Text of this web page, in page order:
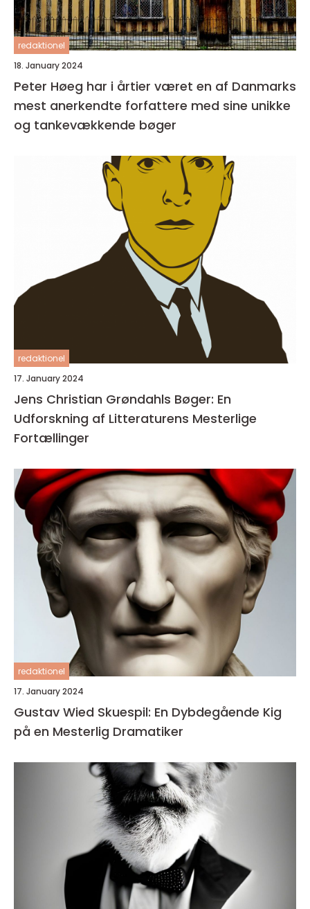
redaktionel
18. January 2024
Peter Høeg har i årtier været en af Danmarks
mest anerkendte forfattere med sine unikke
og tankevækkende bøger
redaktionel
17. January 2024
Jens Christian Grøndahls Bøger: En
Udforskning af Litteraturens Mesterlige
Fortællinger
redaktionel
17. January 2024
Gustav Wied Skuespil: En Dybdegående Kig
på en Mesterlig Dramatiker